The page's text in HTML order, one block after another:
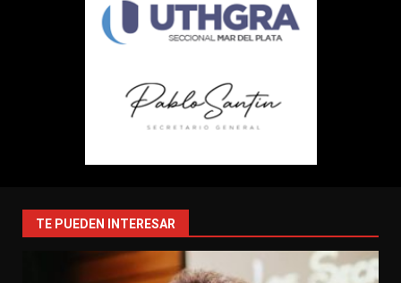
TE PUEDEN INTERESAR